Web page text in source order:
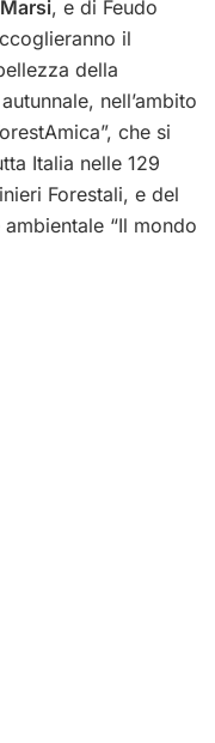
, e di Feudo
il
della
nell’ambito
che si
Italia nelle 129
Forestali, e del
“Il mondo